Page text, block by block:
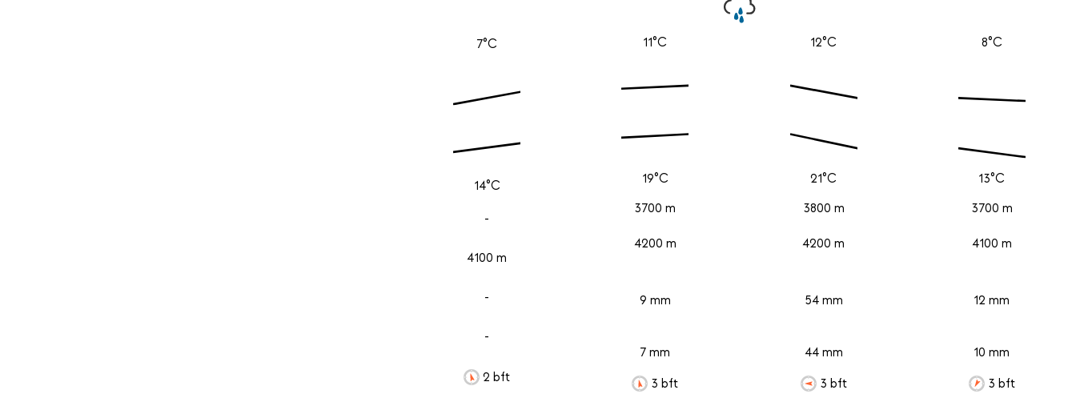
7°C
14°C
-
4100 m
-
-
2 bft
11°C
19°C
3700 m
4200 m
9 mm
7 mm
3 bft
12°C
21°C
3800 m
4200 m
54 mm
44 mm
3 bft
8°C
13°C
3700 m
4100 m
12 mm
10 mm
3 bft